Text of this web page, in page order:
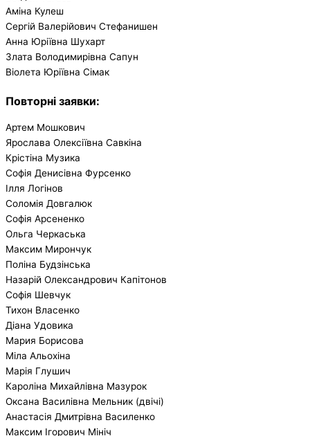
Аміна Кулеш
Сергій Валерійович Стефанишен
Анна Юріївна Шухарт
Злата Володимирівна Сапун
Віолета Юріївна Сімак
Повторні заявки:
Артем Мошкович
Ярослава Олексіївна Савкіна
Крістіна Музика
Софія Денисівна Фурсенко
Ілля Логінов
Соломія Довгалюк
Софія Арсененко
Ольга Черкаська
Максим Мирончук
Поліна Будзінська
Назарій Олександрович Капітонов
Софія Шевчук
Тихон Власенко
Діана Удовика
Мария Борисова
Міла Альохіна
Марія Глушич
Кароліна Михайлівна Мазурок
Оксана Василівна Мельник (двічі)
Анастасія Дмитрівна Василенко
Максим Ігорович Мініч